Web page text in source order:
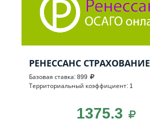
РЕНЕССАНС СТРАХОВАНИЕ
Базовая ставка: 899
Территориальный коэффициент: 1
1375.3